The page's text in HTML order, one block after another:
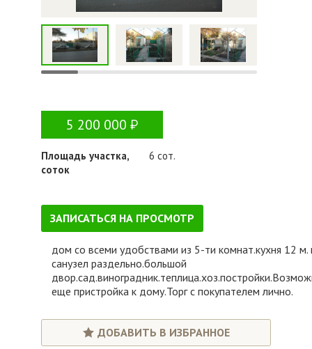
5 200 000
Площадь участка,
соток
6 сот.
ЗАПИСАТЬСЯ НА ПРОСМОТР
дом со всеми удобствами из 5-ти комнат.кухня 12 м.
санузел раздельно.большой
еще пристройка к дому.Торг с покупателем лично.
ДОБАВИТЬ В ИЗБРАННОЕ